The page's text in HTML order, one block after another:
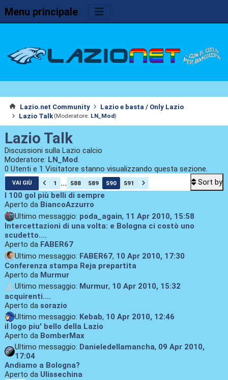
Menu principale
Lazio.net Community
Lazio e basta / Only Lazio
Lazio Talk (Moderatore: LN_Mod)
Lazio Talk
Discussioni sulla Lazio calcio
Moderatore: LN_Mod.
0 Utenti e 1 Visitatore stanno visualizzando questa sezione.
VAI GIÙ 1 ... 588 589 590 591
Sort by
I 100 gol più belli di sempre
Aperto da BiancoAzzurro
Ultimo messaggio: poda_again, 11 Apr 2010, 15:58
Intercettazioni di una volta: e Bologna ci costò uno
scudetto....
Aperto da FABER67
Ultimo messaggio: FABER67, 10 Apr 2010, 17:30
Conferenza stampa Reja prepartita
Aperto da Murmur
Ultimo messaggio: Murmur, 10 Apr 2010, 15:32
acquirenti....
Aperto da sorazio
Ultimo messaggio: Kebab, 10 Apr 2010, 12:46
il logo piu' bello della Lazio
Aperto da BomberMax
Ultimo messaggio: Danieledellamancha, 09 Apr 2010,
17:04
Andiamo a Bologna?
Aperto da Ulissechina